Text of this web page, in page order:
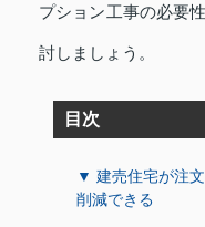
プション工事の必要
討しましょう。
目次
▼ 建売住宅が注
削減できる